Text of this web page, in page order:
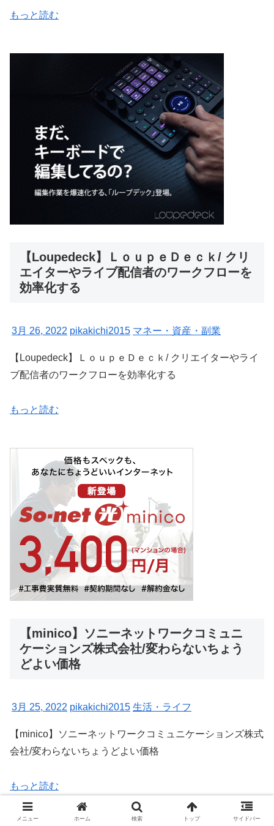
もっと読む
【Loupedeck】ＬｏｕｐｅＤｅｃｋ/ クリ
エイターやライブ配信者のワークフローを
効率化する
3月 26, 2022 pikakichi2015 マネー・資産・副業
【Loupedeck】ＬｏｕｐｅＤｅｃｋ/ クリエイターやライ
ブ配信者のワークフローを効率化する
もっと読む
【minico】ソニーネットワークコミュニ
ケーションズ株式会社/変わらないちょう
どよい価格
3月 25, 2022 pikakichi2015 生活・ライフ
【minico】ソニーネットワークコミュニケーションズ株式
会社/変わらないちょうどよい価格
もっと読む
メニュー ホーム 検索 トップ サイドバー